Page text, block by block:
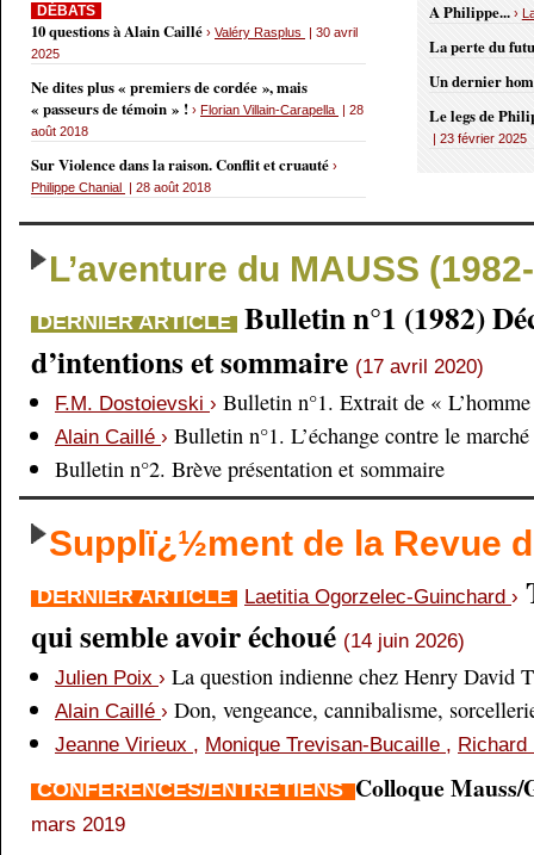
A Philippe... ›
La perte du
Un dernier
Le legs de
| 23 février 2025
DÉBATS
10 questions à Alain Caillé › Valéry Rasplus
| 30 avril
2025
Ne dites plus « premiers de cordée », mais
« passeurs de témoin » ! › Florian Villain-Carapella | 28
août 2018
Sur Violence dans la raison. Conflit et cruauté ›
Philippe Chanial | 28 août 2018
L’aventure du MAUSS
DERNIER ARTICLE Bulletin n°1 (1982)
d’intentions et sommaire (17 avril 2020)
F.M. Dostoievski › Bulletin n°1. Extrait de «
Alain Caillé › Bulletin n°1. L’échange contre le marché
Bulletin n°2. Brève présentation et sommaire
Supplï¿½ment de la Revue
DERNIER ARTICLE Laetitia Ogorzelec-Guinchard ›
qui semble avoir échoué (14 juin 2026)
Julien Poix › La question indienne chez Henry David
Alain Caillé › Don, vengeance, cannibalisme,
Jeanne Virieux , Monique Trevisan-Bucaille ,
CONFÉRENCES/ENTRETIENS Colloque
mars 2019